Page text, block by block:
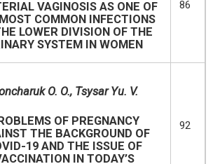
VAGINOSIS AS ONE OF
COMMON INFECTIONS
LOWER DIVISION OF THE
SYSTEM IN WOMEN
86
O. O., Tsysar Yu. V.
OF PREGNANCY
THE BACKGROUND OF
19 AND THE ISSUE OF
IN TODAY’S
92